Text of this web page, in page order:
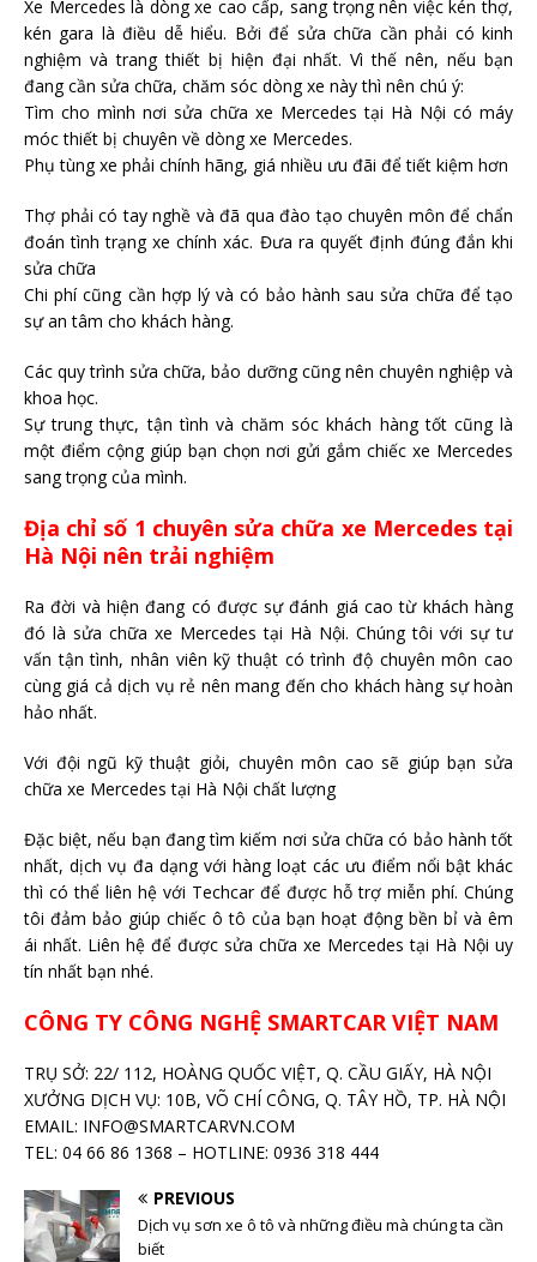
Xe Mercedes là dòng xe cao cấp, sang trọng nên việc kén thợ,
kén gara là điều dễ hiểu. Bởi để sửa chữa cần phải có kinh
nghiệm và trang thiết bị hiện đại nhất. Vì thế nên, nếu bạn
đang cần sửa chữa, chăm sóc dòng xe này thì nên chú ý:
Tìm cho mình nơi sửa chữa xe Mercedes tại Hà Nội có máy
móc thiết bị chuyên về dòng xe Mercedes.
Phụ tùng xe phải chính hãng, giá nhiều ưu đãi để tiết kiệm hơn
Thợ phải có tay nghề và đã qua đào tạo chuyên môn để chẩn
đoán tình trạng xe chính xác. Đưa ra quyết định đúng đắn khi
sửa chữa
Chi phí cũng cần hợp lý và có bảo hành sau sửa chữa để tạo
sự an tâm cho khách hàng.
Các quy trình sửa chữa, bảo dưỡng cũng nên chuyên nghiệp và
khoa học.
Sự trung thực, tận tình và chăm sóc khách hàng tốt cũng là
một điểm cộng giúp bạn chọn nơi gửi gắm chiếc xe Mercedes
sang trọng của mình.
Địa chỉ số 1 chuyên sửa chữa xe Mercedes tại
Hà Nội nên trải nghiệm
Ra đời và hiện đang có được sự đánh giá cao từ khách hàng
đó là sửa chữa xe Mercedes tại Hà Nội. Chúng tôi với sự tư
vấn tận tình, nhân viên kỹ thuật có trình độ chuyên môn cao
cùng giá cả dịch vụ rẻ nên mang đến cho khách hàng sự hoàn
hảo nhất.
Với đội ngũ kỹ thuật giỏi, chuyên môn cao sẽ giúp bạn sửa
chữa xe Mercedes tại Hà Nội chất lượng
Đặc biệt, nếu bạn đang tìm kiếm nơi sửa chữa có bảo hành tốt
nhất, dịch vụ đa dạng với hàng loạt các ưu điểm nổi bật khác
thì có thể liên hệ với Techcar để được hỗ trợ miễn phí. Chúng
tôi đảm bảo giúp chiếc ô tô của bạn hoạt động bền bỉ và êm
ái nhất. Liên hệ để được sửa chữa xe Mercedes tại Hà Nội uy
tín nhất bạn nhé.
CÔNG TY CÔNG NGHỆ SMARTCAR VIỆT NAM
TRỤ SỞ: 22/ 112, HOÀNG QUỐC VIỆT, Q. CẦU GIẤY, HÀ NỘI
XƯỞNG DỊCH VỤ: 10B, VÕ CHÍ CÔNG, Q. TÂY HỒ, TP. HÀ NỘI
EMAIL: INFO@SMARTCARVN.COM
TEL: 04 66 86 1368 – HOTLINE: 0936 318 444
PREVIOUS
Dịch vụ sơn xe ô tô và những điều mà chúng ta cần
biết